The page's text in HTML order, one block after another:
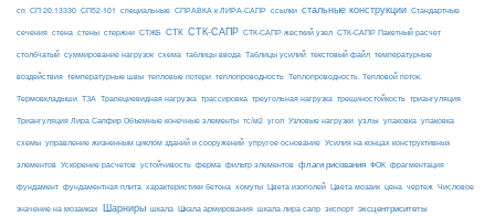
сп СП 20.13330 СП52-101 специальные СПРАВКА к ЛИРА-САПР ссылки стальные конструкции Стандартные
сечения стена стены стержни СТЖБ СТК СТК-САПР СТК-САПР жесткий узел СТК-САПР Пакетный расчет
столбчатый суммирование нагрузок схема таблицы ввода Таблицы усилий текстовый файл температурные
воздействия температурные швы тепловые потери теплопроводность Теплопроводность. Тепловой поток.
Термовкладыши ТЗА Трапециевидная нагрузка трассировка треугольная нагрузка трещиностойкость триангуляция
Триангуляция Лира Сапфир Объемные конечные элементы тс/м2 угол Узловые нагрузки узлы упаковка упаковка
схемы управление жизненным циклом зданий и сооружений упругое основание Усилия на концах конструктивных
элементов Ускорение расчетов устойчивость ферма фильтр элементов флаги рисования ФОК фрагментация
фундамент фундаментная плита характеристики бетона хомуты Цвета изополей Цвета мозаик цена чертеж Числовое
значение на мозаиках Шарниры шкала Шкала армирования шкала лира сапр экспорт эксцентриситеты